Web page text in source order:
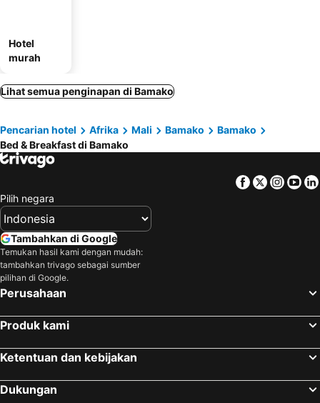
Hotel
murah
Lihat semua penginapan di Bamako
Pencarian hotel Afrika Mali Bamako
Bamako
Bed & Breakfast di Bamako
Facebook
Twitter
Pilih negara
Tambahkan di Google
Temukan hasil kami dengan mudah:
tambahkan trivago sebagai sumber
pilihan di Google.
Perusahaan
Produk kami
Ketentuan dan kebijakan
Dukungan